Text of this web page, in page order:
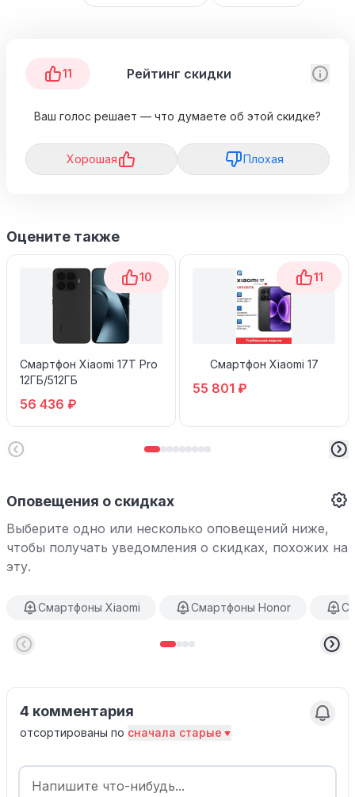
11 Рейтинг скидки
Ваш голос решает — что думаете об этой скидке?
Хорошая Плохая
Оцените также
10
Смартфон Xiaomi 17T Pro
12ГБ/512ГБ
56 436 ₽
11
Смартфон Xiaomi 17
55 801 ₽
Оповещения о скидках
Выберите одно или несколько оповещений ниже,
чтобы получать уведомления о скидках, похожих на
эту.
Смартфоны Xiaomi Смартфоны Honor
4 комментария
отсортированы по сначала старые